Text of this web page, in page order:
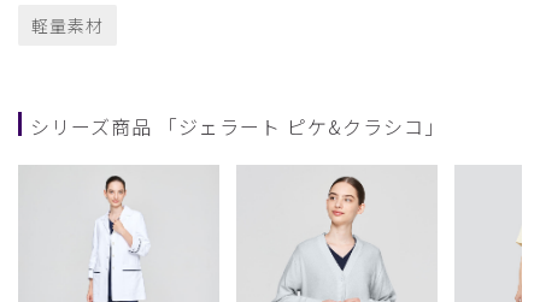
軽量素材
シリーズ商品 「ジェラート ピケ&クラシコ」